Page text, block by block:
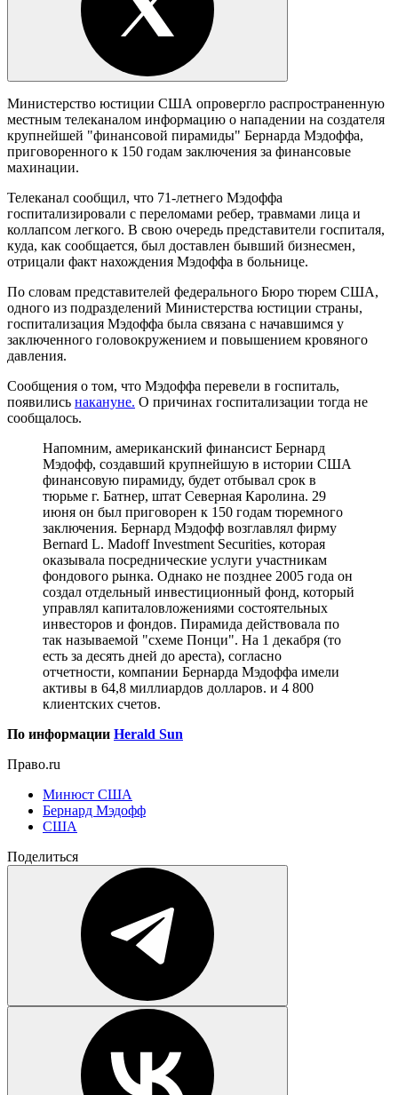
Министерство юстиции США опровергло распространенную
местным телеканалом информацию о нападении на создателя
крупнейшей "финансовой пирамиды" Бернарда Мэдоффа,
приговоренного к 150 годам заключения за финансовые
махинации.
Телеканал сообщил, что 71-летнего Мэдоффа
госпитализировали с переломами ребер, травмами лица и
коллапсом легкого. В свою очередь представители госпиталя,
куда, как сообщается, был доставлен бывший бизнесмен,
отрицали факт нахождения Мэдоффа в больнице.
По словам представителей федерального Бюро тюрем США,
одного из подразделений Министерства юстиции страны,
госпитализация Мэдоффа была связана с начавшимся у
заключенного головокружением и повышением кровяного
давления.
Сообщения о том, что Мэдоффа перевели в госпиталь,
появились накануне. О причинах госпитализации тогда не
сообщалось.
Напомним, американский финансист Бернард
Мэдофф, создавший крупнейшую в истории США
финансовую пирамиду, будет отбывал срок в
тюрьме г. Батнер, штат Северная Каролина. 29
июня он был приговорен к 150 годам тюремного
заключения. Бернард Мэдофф возглавлял фирму
Bernard L. Madoff Investment Securities, которая
оказывала посреднические услуги участникам
фондового рынка. Однако не позднее 2005 года он
создал отдельный инвестиционный фонд, который
управлял капиталовложениями состоятельных
инвесторов и фондов. Пирамида действовала по
так называемой "схеме Понци". На 1 декабря (то
есть за десять дней до ареста), согласно
отчетности, компании Бернарда Мэдоффа имели
активы в 64,8 миллиардов долларов. и 4 800
клиентских счетов.
По информации Herald Sun
Право.ru
Минюст США
Бернард Мэдофф
США
Поделиться